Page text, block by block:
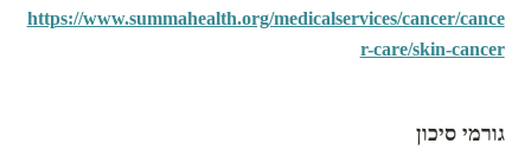
https://www.summahealth.org/medicalservices/cancer/cance
r-care/skin-cancer
גורמי סיכון